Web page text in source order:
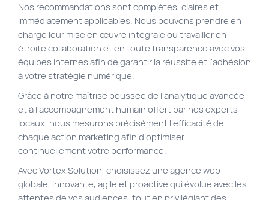
Nos recommandations sont complètes, claires et
immédiatement applicables. Nous pouvons prendre en
charge leur mise en œuvre intégrale ou travailler en
étroite collaboration et en toute transparence avec vos
équipes internes afin de garantir la réussite et l’adhésion
à votre stratégie numérique.
Grâce à notre maîtrise poussée de l’analytique avancée
et à l’accompagnement humain offert par nos experts
locaux, nous mesurons précisément l’efficacité de
chaque action marketing afin d’optimiser
continuellement votre performance.
Avec Vortex Solution, choisissez une agence web
globale, innovante, agile et proactive qui évolue avec les